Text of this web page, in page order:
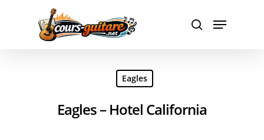
Hit enter to search or ESC to close
Eagles
Eagles – Hotel California